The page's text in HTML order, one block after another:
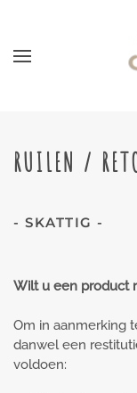
Skip to main
RUILEN /
- SKATTIG -
Wilt u een product
Om in aanmerking
danwel een
voldoen: